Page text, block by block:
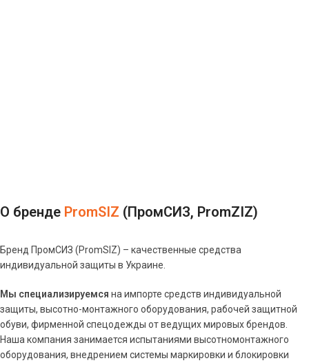
О бренде PromSIZ (ПромСИЗ, PromZIZ)
Бренд ПромСИЗ (PromSIZ) – качественные средства
индивидуальной защиты в Украине.
Мы специализируемся на импорте средств индивидуальной
защиты, высотно-монтажного оборудования, рабочей защитной
обуви, фирменной спецодежды от ведущих мировых брендов.
Наша компания занимается испытаниями высотномонтажного
оборудования, внедрением системы маркировки и блокировки